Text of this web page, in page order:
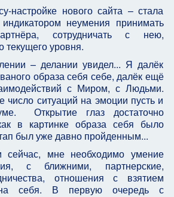
настройке нового сайта – стала
неумения принимать
сотрудничать с нею,
текущего уровня.
– делании увидел... Я далёк
образа себя себе, далёк ещё
с Миром, с Людьми.
ситуаций на эмоции пусть и
Открытие глаз достаточно
в картинке образа себя было
был уже давно пройденным...
сейчас, мне необходимо умение
с ближними, партнерские,
отношения с взятием
на себя. В первую очередь с